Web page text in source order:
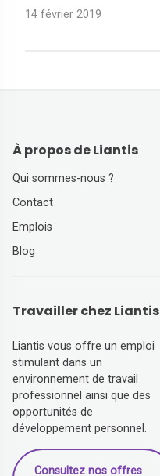
14 février 2019
À propos de Liantis
Qui sommes-nous ?
Contact
Emplois
Blog
Travailler chez Liantis
Liantis vous offre un emploi
stimulant dans un
environnement de travail
professionnel ainsi que des
opportunités de
développement personnel.
Consultez nos offres